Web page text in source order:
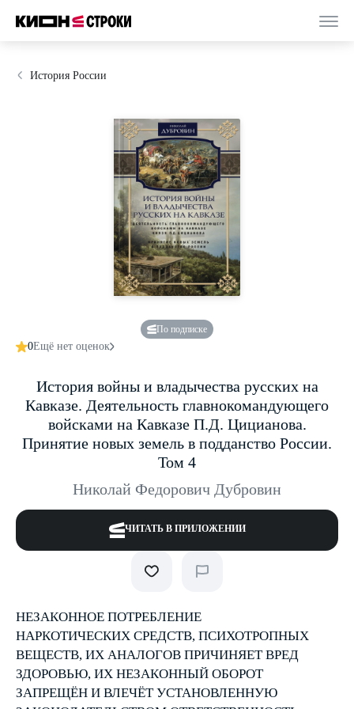
История России
По подписке
0Ещё нет оценок
История войны и владычества русских на
Кавказе. Деятельность главнокомандующего
войсками на Кавказе П.Д. Цицианова.
Принятие новых земель в подданство России.
Том 4
Николай Федорович Дубровин
ЧИТАТЬ В ПРИЛОЖЕНИИ
НЕЗАКОННОЕ ПОТРЕБЛЕНИЕ
НАРКОТИЧЕСКИХ СРЕДСТВ, ПСИХОТРОПНЫХ
ВЕЩЕСТВ, ИХ АНАЛОГОВ ПРИЧИНЯЕТ ВРЕД
ЗДОРОВЬЮ, ИХ НЕЗАКОННЫЙ ОБОРОТ
ЗАПРЕЩЁН И ВЛЕЧЁТ УСТАНОВЛЕННУЮ